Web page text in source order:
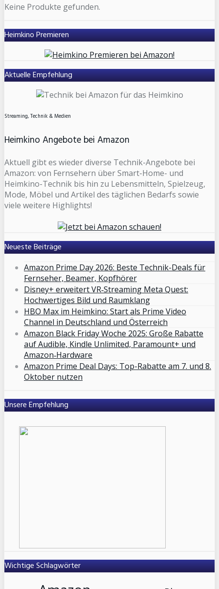
Keine Produkte gefunden.
Heimkino Premieren
Aktuelle Empfehlung
Streaming, Technik & Medien
Heimkino Angebote bei Amazon
Aktuell gibt es wieder diverse Technik-Angebote bei
Amazon: von Fernsehern über Smart-Home- und
Heimkino-Technik bis hin zu Lebensmitteln, Spielzeug,
Mode, Möbel und Artikel des täglichen Bedarfs sowie
viele weitere Highlights!
Neueste Beiträge
Amazon Prime Day 2026: Beste Technik-Deals für
Fernseher, Beamer, Kopfhörer
Disney+ erweitert VR‑Streaming Meta Quest:
Hochwertiges Bild und Raumklang
HBO Max im Heimkino: Start als Prime Video
Channel in Deutschland und Österreich
Amazon Black Friday Woche 2025: Große Rabatte
auf Audible, Kindle Unlimited, Paramount+ und
Amazon‑Hardware
Amazon Prime Deal Days: Top-Rabatte am 7. und 8.
Oktober nutzen
Unsere Empfehlung
Wichtige Schlagwörter